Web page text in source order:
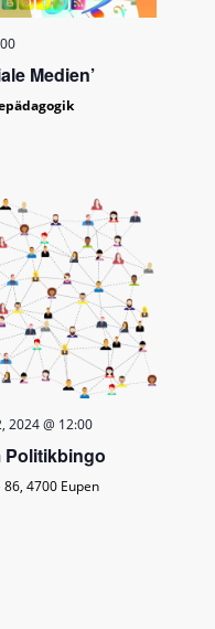
Medien’
2024 @ 12:00
Politikbingo
4700 Eupen